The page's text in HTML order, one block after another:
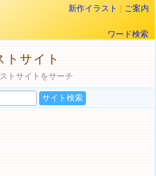
新作イラスト | ご案内
ワード検索
トサイト
トサイトをサーチ